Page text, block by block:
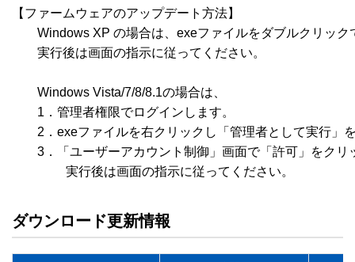
【ファームウェアのアップデート方法】
Windows XP の場合は、exeファイルをダブルクリック
実行後は画面の指示に従ってください。
Windows Vista/7/8/8.1の場合は、
1．管理者権限でログインします。
2．exeファイルを右クリックし「管理者として実行」
3．「ユーザーアカウント制御」画面で「許可」をクリ
ダウンロード更新情報